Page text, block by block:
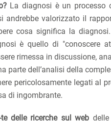
La diagnosi è un processo
andrebbe valorizzato il
cosa significa la
è quello di "conoscere
rimessa in discussione,
parte dell’analisi della
pericolosamente legati al
di ingombrante.
delle ricerche sul web